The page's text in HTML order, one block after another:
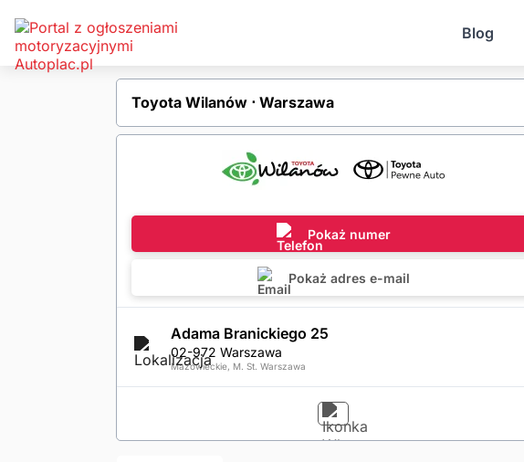
Blog
Toyota Wilanów ⋅ Warszawa
Pokaż numer
Pokaż adres e-mail
Adama Branickiego 25
02-972 Warszawa
Mazowieckie, M. St. Warszawa